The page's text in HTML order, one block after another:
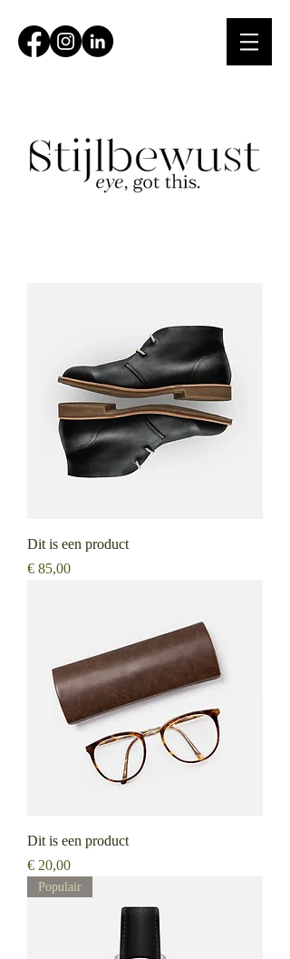
Dit is een product
Prijs
€ 85,00
Dit is een product
Prijs
€ 20,00
Populair